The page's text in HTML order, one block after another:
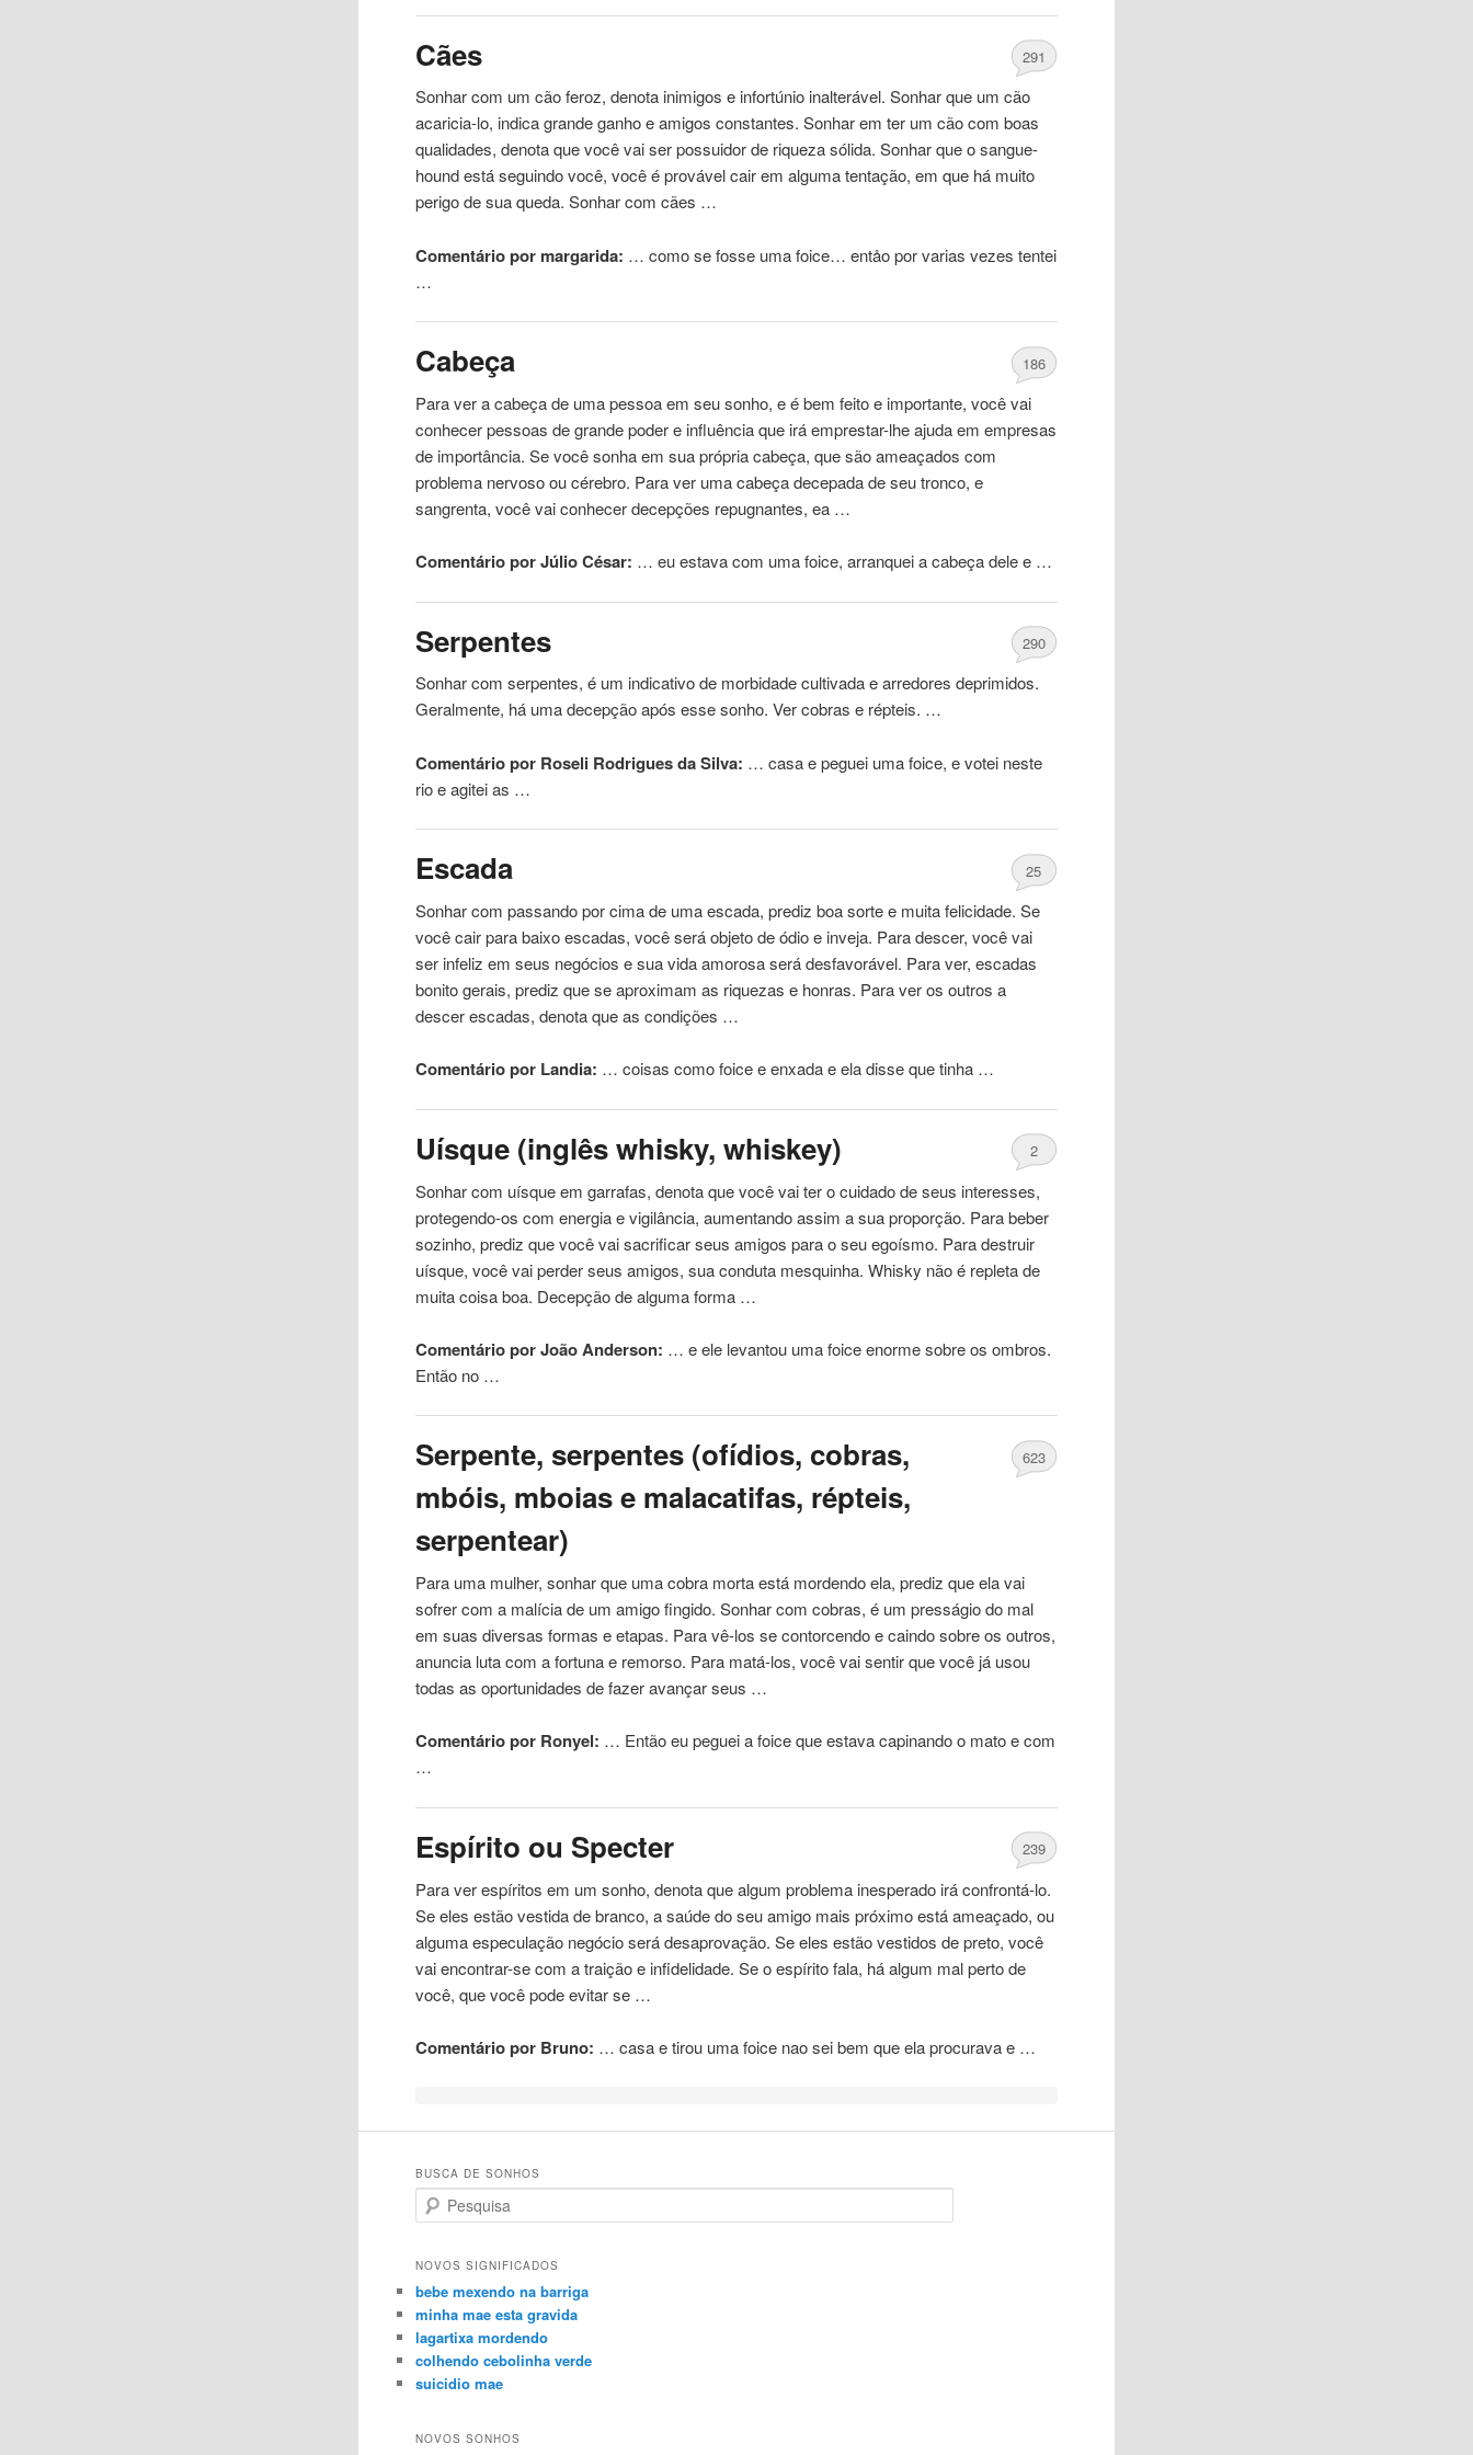
Cães 291
Sonhar com um cão feroz, denota inimigos e infortúnio inalterável. Sonhar que um cão
acaricia-lo, indica grande ganho e amigos constantes. Sonhar em ter um cão com boas
qualidades, denota que você vai ser possuidor de riqueza sólida. Sonhar que o sangue-
hound está seguindo você, você é provável cair em alguma tentação, em que há muito
perigo de sua queda. Sonhar com cães …
Comentário por margarida: … como se fosse umafoice… entåo por varias vezes tentei
…
Cabeça 186
Para ver a cabeça de uma pessoa em seu sonho, e é bem feito e importante, você vai
conhecer pessoas de grande poder e influência que irá emprestar-lhe ajuda em empresas
de importância. Se você sonha em sua própria cabeça, que são ameaçados com
problema nervoso ou cérebro. Para ver uma cabeça decepada de seu tronco, e
sangrenta, você vai conhecer decepções repugnantes, ea …
Comentário por Júlio César: … eu estava com umafoice, arranquei a cabeça dele e …
Serpentes 290
Sonhar com serpentes, é um indicativo de morbidade cultivada e arredores deprimidos.
Geralmente, há uma decepção após esse sonho. Ver cobras e répteis. …
Comentário por Roseli Rodrigues da Silva: … casa e peguei umafoice, e votei neste
rio e agitei as …
Escada 25
Sonhar com passando por cima de uma escada, prediz boa sorte e muita felicidade. Se
você cair para baixo escadas, você será objeto de ódio e inveja. Para descer, você vai
ser infeliz em seus negócios e sua vida amorosa será desfavorável. Para ver, escadas
bonito gerais, prediz que se aproximam as riquezas e honras. Para ver os outros a
descer escadas, denota que as condições …
Comentário por Landia: … coisas comofoicee enxada e ela disse que tinha …
Uísque (inglês whisky, whiskey) 2
Sonhar com uísque em garrafas, denota que você vai ter o cuidado de seus interesses,
protegendo-os com energia e vigilância, aumentando assim a sua proporção. Para beber
sozinho, prediz que você vai sacrificar seus amigos para o seu egoísmo. Para destruir
uísque, você vai perder seus amigos, sua conduta mesquinha. Whisky não é repleta de
muita coisa boa. Decepção de alguma forma …
Comentário por João Anderson: … e ele levantou umafoiceenorme sobre os ombros.
Então no …
Serpente, serpentes (ofídios, cobras,
mbóis, mboias e malacatifas, répteis,
serpentear)
623
Para uma mulher, sonhar que uma cobra morta está mordendo ela, prediz que ela vai
sofrer com a malícia de um amigo fingido. Sonhar com cobras, é um presságio do mal
em suas diversas formas e etapas. Para vê-los se contorcendo e caindo sobre os outros,
anuncia luta com a fortuna e remorso. Para matá-los, você vai sentir que você já usou
todas as oportunidades de fazer avançar seus …
Comentário por Ronyel: … Então eu peguei afoiceque estava capinando o mato e com
…
Espírito ou Specter 239
Para ver espíritos em um sonho, denota que algum problema inesperado irá confrontá-lo.
Se eles estão vestida de branco, a saúde do seu amigo mais próximo está ameaçado, ou
alguma especulação negócio será desaprovação. Se eles estão vestidos de preto, você
vai encontrar-se com a traição e infidelidade. Se o espírito fala, há algum mal perto de
você, que você pode evitar se …
Comentário por Bruno: … casa e tirou umafoice nao sei bem que ela procurava e …
BUSCA DE SONHOS
Search
NOVOS SIGNIFICADOS
bebe mexendo na barriga
minha mae esta gravida
lagartixa mordendo
colhendo cebolinha verde
suicidio mae
NOVOS SONHOS